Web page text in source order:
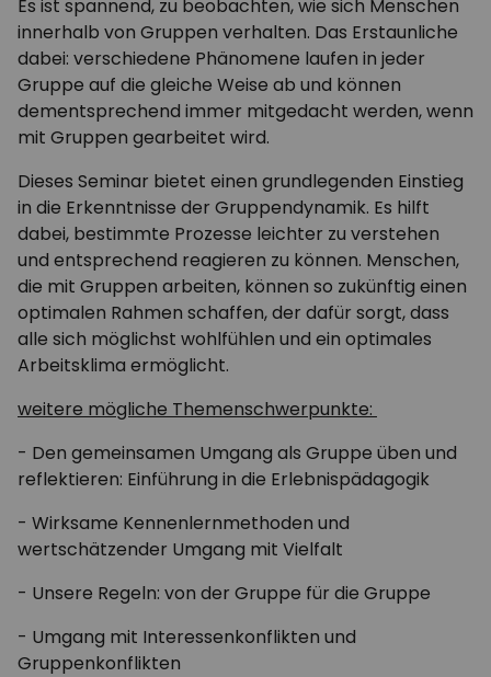
Es ist spannend, zu beobachten, wie sich Menschen
innerhalb von Gruppen verhalten. Das Erstaunliche
dabei: verschiedene Phänomene laufen in jeder
Gruppe auf die gleiche Weise ab und können
dementsprechend immer mitgedacht werden, wenn
mit Gruppen gearbeitet wird.
Dieses Seminar bietet einen grundlegenden Einstieg
in die Erkenntnisse der Gruppendynamik. Es hilft
dabei, bestimmte Prozesse leichter zu verstehen
und entsprechend reagieren zu können. Menschen,
die mit Gruppen arbeiten, können so zukünftig einen
optimalen Rahmen schaffen, der dafür sorgt, dass
alle sich möglichst wohlfühlen und ein optimales
Arbeitsklima ermöglicht.
weitere mögliche Themenschwerpunkte:
- Den gemeinsamen Umgang als Gruppe üben und
reflektieren: Einführung in die Erlebnispädagogik
- Wirksame Kennenlernmethoden und
wertschätzender Umgang mit Vielfalt
- Unsere Regeln: von der Gruppe für die Gruppe
- Umgang mit Interessenkonflikten und
Gruppenkonflikten